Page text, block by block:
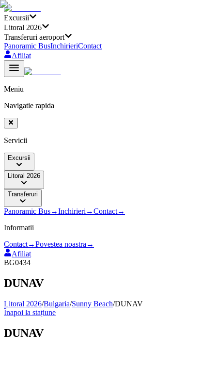
Excursii
Litoral 2026
Transferuri aeroport
Panoramic BusInchirieriContact
Afiliat
Meniu
Navigatie rapida
Servicii
Excursii
Litoral 2026
Transferuri
Panoramic Bus→Inchirieri →Contact→
Informatii
Contact→Povestea noastra →
Afiliat
BG0434
DUNAV
Litoral 2026/Bulgaria/Sunny Beach/DUNAV
Înapoi la stațiune
DUNAV